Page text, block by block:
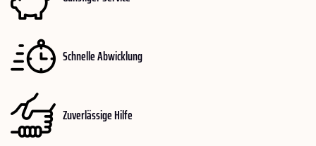
Schnelle Abwicklung
Zuverlässige Hilfe